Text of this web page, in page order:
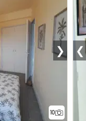
10
❯ ❮